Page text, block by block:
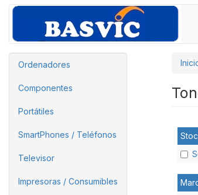
Ordenadores
Componentes
Portátiles
SmartPhones / Teléfonos
Televisor
Impresoras / Consumibles